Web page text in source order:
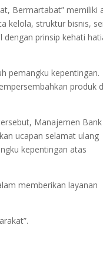
Bermartabat” memiliki
kelola, struktur bisnis,
prinsip kehati
pemangku kepentingan.
produk
Manajemen Bank
ucapan selamat ulang
kepentingan atas
memberikan layanan